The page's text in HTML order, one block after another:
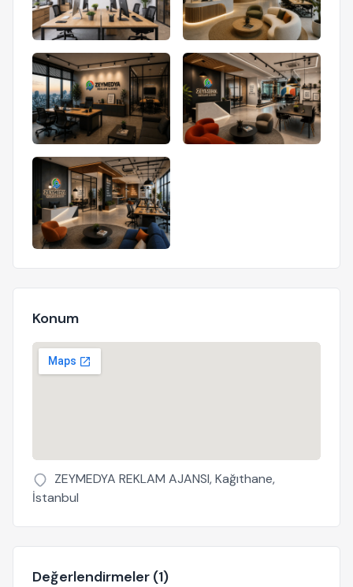
Konum
ZEYMEDYA REKLAM AJANSI, Kağıthane,
İstanbul
Değerlendirmeler (1)